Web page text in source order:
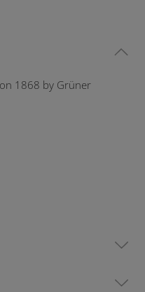
1868 by Grüner